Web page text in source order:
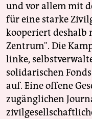
und vor allem mit
für eine starke
kooperiert deshalb
Zentrum". Die
linke,
solidarischen
auf. Eine offene
zugänglichen